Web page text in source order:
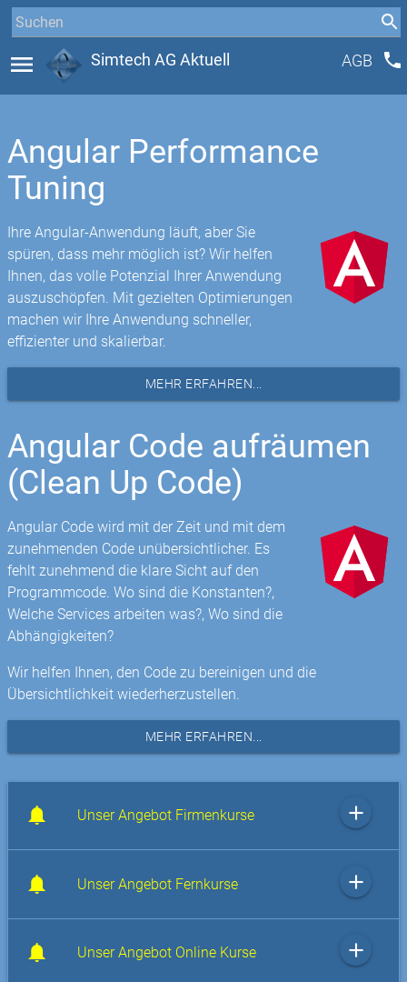
menu Simtech AG Aktuell AGB phone
Angular Performance
Tuning
Ihre Angular-Anwendung läuft, aber Sie
spüren, dass mehr möglich ist? Wir helfen
Ihnen, das volle Potenzial Ihrer Anwendung
auszuschöpfen. Mit gezielten Optimierungen
machen wir Ihre Anwendung schneller,
effizienter und skalierbar.
MEHR ERFAHREN...
Angular Code aufräumen
(Clean Up Code)
Angular Code wird mit der Zeit und mit dem
zunehmenden Code unübersichtlicher. Es
fehlt zunehmend die klare Sicht auf den
Programmcode. Wo sind die Konstanten?,
Welche Services arbeiten was?, Wo sind die
Abhängigkeiten?
Wir helfen Ihnen, den Code zu bereinigen und die
Übersichtlichkeit wiederherzustellen.
MEHR ERFAHREN...
Unser Angebot Firmenkurse add
Unser Angebot Fernkurse add
Unser Angebot Online Kurse add